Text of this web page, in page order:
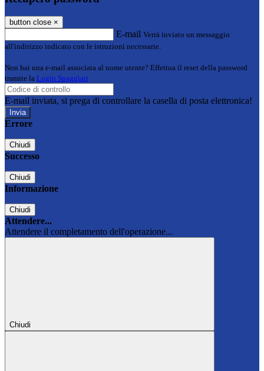
button close ×
E-mail Verrà inviato un messaggio
all'indirizzo indicato con le istruzioni necessarie.
Non hai una e-mail associata al nome utente? Effettua il reset della password
tramite la Login Spaggiari
E-mail inviata, si prega di controllare la casella di posta elettronica!
Errore
Chiudi
Successo
Chiudi
Informazione
Chiudi
Attendere...
Attendere il completamento dell'operazione...
Chiudi